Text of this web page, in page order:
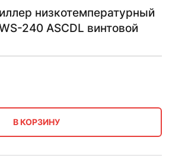
низкотемпературный
240 ASCDL винтовой
В КОРЗИНУ